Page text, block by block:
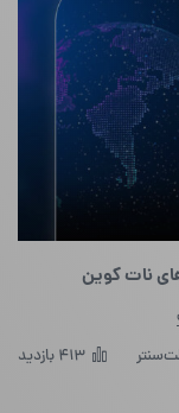
نات کوین
413 بازدید